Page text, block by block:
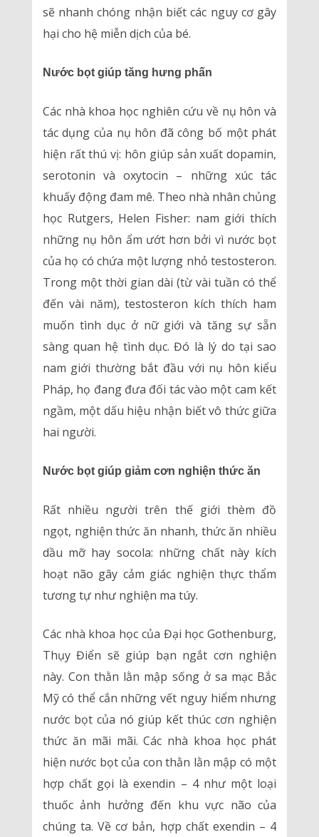
sẽ nhanh chóng nhận biết các nguy cơ gây
hại cho hệ miễn dịch của bé.
Nước bọt giúp tăng hưng phấn
Các nhà khoa học nghiên cứu về nụ hôn và
tác dụng của nụ hôn đã công bố một phát
hiện rất thú vị: hôn giúp sản xuất dopamin,
serotonin và oxytocin – những xúc tác
khuấy động đam mê. Theo nhà nhân chủng
học Rutgers, Helen Fisher: nam giới thích
những nụ hôn ẩm ướt hơn bởi vì nước bọt
của họ có chứa một lượng nhỏ testosteron.
Trong một thời gian dài (từ vài tuần có thể
đến vài năm), testosteron kích thích ham
muốn tình dục ở nữ giới và tăng sự sẵn
sàng quan hệ tình dục. Đó là lý do tại sao
nam giới thường bắt đầu với nụ hôn kiểu
Pháp, họ đang đưa đối tác vào một cam kết
ngầm, một dấu hiệu nhận biết vô thức giữa
hai người.
Nước bọt giúp giảm cơn nghiện thức ăn
Rất nhiều người trên thế giới thèm đồ
ngọt, nghiện thức ăn nhanh, thức ăn nhiều
dầu mỡ hay socola: những chất này kích
hoạt não gây cảm giác nghiện thực thẩm
tương tự như nghiện ma túy.
Các nhà khoa học của Đại học Gothenburg,
Thụy Điển sẽ giúp bạn ngắt cơn nghiện
này. Con thằn lằn mập sống ở sa mạc Bắc
Mỹ có thể cắn những vết nguy hiểm nhưng
nước bọt của nó giúp kết thúc cơn nghiện
thức ăn mãi mãi. Các nhà khoa học phát
hiện nước bọt của con thằn lằn mập có một
hợp chất gọi là exendin – 4 như một loại
thuốc ảnh hưởng đến khu vực não của
chúng ta. Về cơ bản, hợp chất exendin – 4